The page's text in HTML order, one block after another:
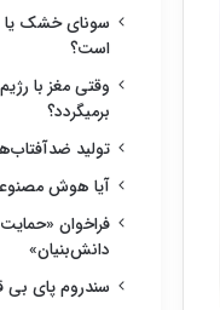
سونای خشک یا
است؟
وقتی مغز با
برمیگردد؟
تولید
آیا هوش
فراخوان
دانش‌بنیان»
سندروم پای بی